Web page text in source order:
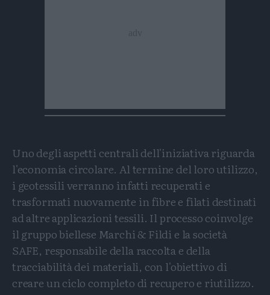
Uno degli aspetti centrali dell'iniziativa riguarda
l'economia circolare. Al termine del loro utilizzo,
i geotessili verranno infatti recuperati e
trasformati nuovamente in fibre e filati destinati
ad altre applicazioni tessili. Il processo coinvolge
il gruppo biellese Marchi & Fildi e la società
SAFE, responsabile della raccolta e della
tracciabilità dei materiali, con l'obiettivo di
creare un ciclo completo di recupero e riutilizzo.